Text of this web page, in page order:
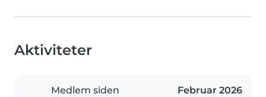
Aktiviteter
Medlem siden Februar 2026